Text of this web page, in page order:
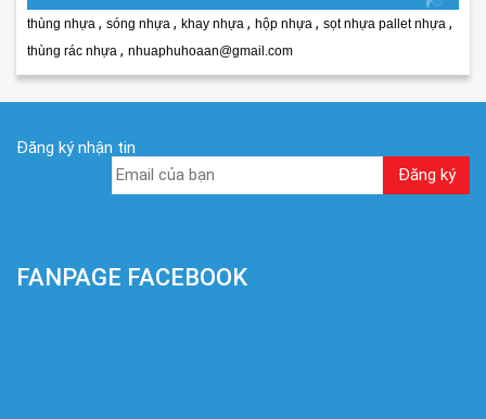
thùng nhựa , sóng nhựa , khay nhựa , hộp nhựa , sọt nhựa pallet nhựa ,
thùng rác nhựa , nhuaphuhoaan@gmail.com
Đăng ký nhận tin
FANPAGE FACEBOOK